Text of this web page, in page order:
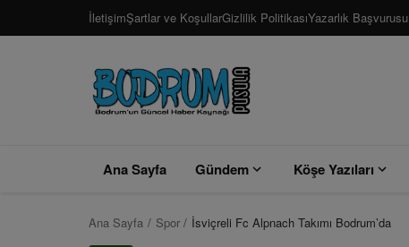
İletişimŞartlar ve KoşullarGizlilik PolitikasıYazarlık Başvurusu
Ana Sayfa Gündem Köşe Yazıları
Ana Sayfa Spor İsviçreli Fc Alpnach Takımı Bodrum’da